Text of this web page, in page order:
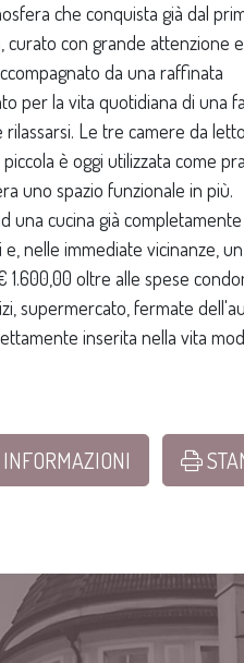
che conquista già dal
curato con grande attenzione
da una raffinata
per la vita quotidiana di una
Le tre camere da
è oggi utilizzata come
uno spazio funzionale in più.
una cucina già
nelle immediate vicinanze,
oltre alle spese
supermercato, fermate
inserita nella vita